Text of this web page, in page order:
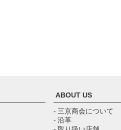
ABOUT US
- 三京商会について
- 沿革